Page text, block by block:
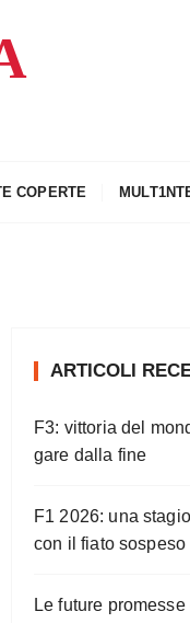
COPERTE
ARTICOLI
F3: vittoria del
gare dalla fine
F1 2026: una
con il fiato sospeso
Le future